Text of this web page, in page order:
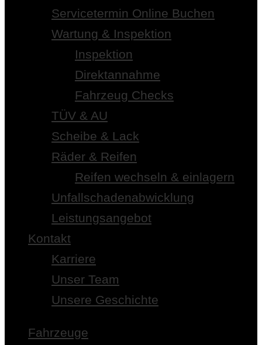
Servicetermin Online Buchen
Wartung & Inspektion
Inspektion
Direktannahme
Fahrzeug Checks
TÜV & AU
Scheibe & Lack
Räder & Reifen
Reifen wechseln & einlagern
Unfallschadenabwicklung
Leistungsangebot
Kontakt
Karriere
Unser Team
Unsere Geschichte
Fahrzeuge